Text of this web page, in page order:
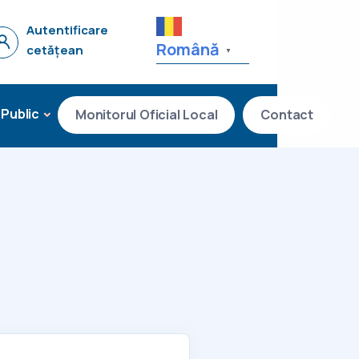
Autentificare
cetățean
Română ▼
Monitorul Oficial Local Contact